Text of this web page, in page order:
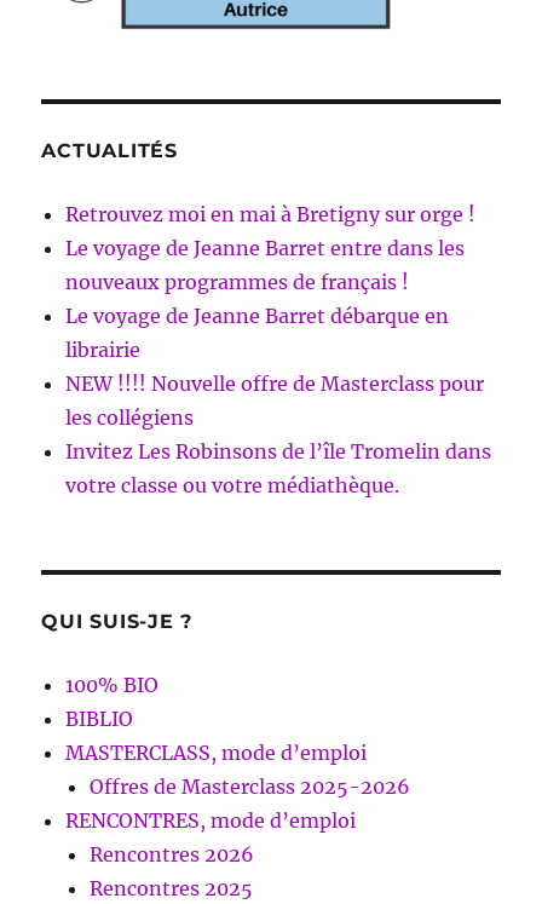
ACTUALITÉS
Retrouvez moi en mai à Bretigny sur orge !
Le voyage de Jeanne Barret entre dans les
nouveaux programmes de français !
Le voyage de Jeanne Barret débarque en
librairie
NEW !!!! Nouvelle offre de Masterclass pour
les collégiens
Invitez Les Robinsons de l’île Tromelin dans
votre classe ou votre médiathèque.
QUI SUIS-JE ?
100% BIO
BIBLIO
MASTERCLASS, mode d’emploi
Offres de Masterclass 2025-2026
RENCONTRES, mode d’emploi
Rencontres 2026
Rencontres 2025